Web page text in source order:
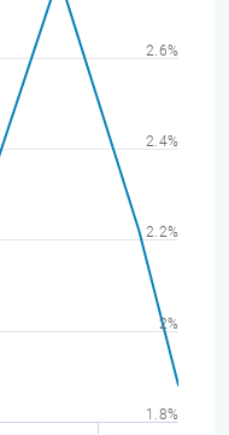
1.8%
2%
2.2%
2.4%
2.6%